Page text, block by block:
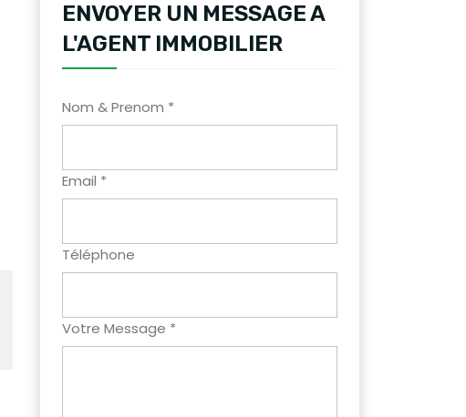
ENVOYER UN MESSAGE A
L'AGENT IMMOBILIER
Nom & Prenom *
Email *
Téléphone
Votre Message *